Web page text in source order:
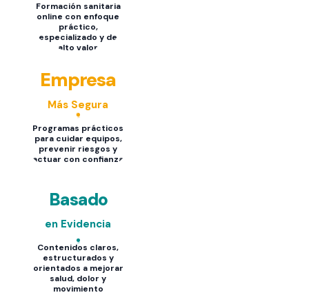
Formación sanitaria
online con enfoque
práctico,
especializado y de
alto valor
Empresa
Más Segura
Programas prácticos
para cuidar equipos,
prevenir riesgos y
actuar con confianza
Basado
en Evidencia
Contenidos claros,
estructurados y
orientados a mejorar
salud, dolor y
movimiento